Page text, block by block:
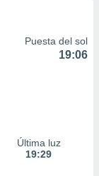
Puesta del sol
19:06
Última luz
19:29